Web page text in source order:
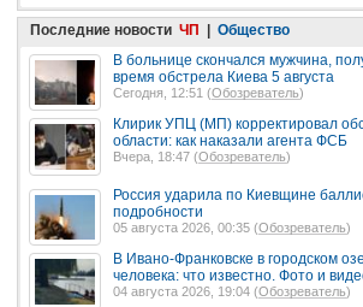
Последние новости ЧП | Общество
В больнице скончался мужчина,
время обстрела Киева 5 августа
Сегодня, 12:51 (Обозреватель)
Клирик УПЦ (МП) корректировал
области: как наказали агента ФСБ
Вчера, 18:47 (Обозреватель)
Россия ударила по Киевщине
подробности
05 августа 2026, 00:35 (Обозреватель)
В Ивано-Франковске в городском
человека: что известно. Фото и
04 августа 2026, 19:04 (Обозреватель)